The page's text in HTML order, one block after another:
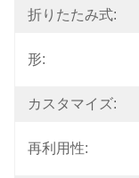
折りたたみ式:
形:
カスタマイズ:
再利用性: